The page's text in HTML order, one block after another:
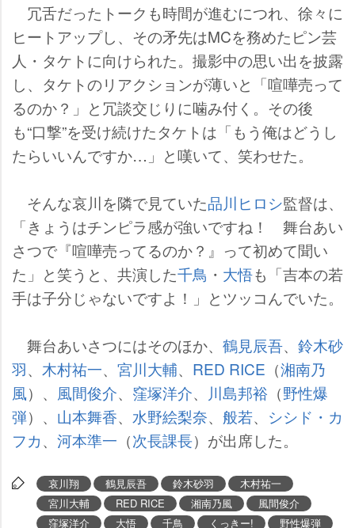
冗舌だったトークも時間が進むにつれ、徐々に
ヒートアップし、その矛先はMCを務めたピン芸
人・タケトに向けられた。撮影中の思い出を披露
し、タケトのリアクションが薄いと「喧嘩売って
るのか？」と冗談交じりに噛み付く。その後
も“口撃”を受け続けたタケトは「もう俺はどうし
たらいいんですか…」と嘆いて、笑わせた。
そんな哀川を隣で見ていた品川ヒロシ監督は、
「きょうはチンピラ感が強いですね！ 舞台あい
さつで『喧嘩売ってるのか？』って初めて聞い
た」と笑うと、共演した千鳥 ・ 大悟も「吉本の若
手は子分じゃないですよ！」とツッコんでいた。
舞台あいさつにはそのほか、 鶴見辰吾、 鈴木砂
羽、 木村祐一、 宮川大輔、 RED RICE （湘南乃
風）、 風間俊介、 窪塚洋介、 川島邦裕 （野性爆
弾）、 山本舞香、 水野絵梨奈、 般若、 シシド・カ
フカ、 河本準一 （次長課長）が出席した。
哀川翔 鶴見辰吾 鈴木砂羽
木村祐一
宮川大輔
RED RICE 湘南乃風
風間俊介
窪塚洋介
大悟 千鳥 くっきー! 野性爆弾